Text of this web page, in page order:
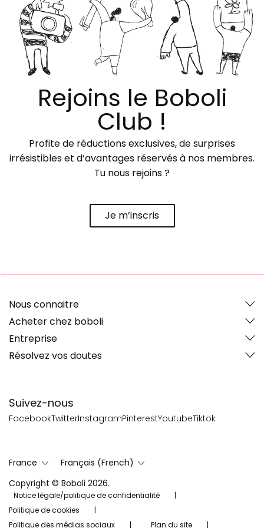
Rejoins le Boboli
Club !
Profite de réductions exclusives, de surprises
irrésistibles et d’avantages réservés à nos membres.
Tu nous rejoins ?
Je m’inscris
Suivez-nous
FacebookTwitterInstagramPinterestYoutubeTiktok
Nous connaitre
Acheter chez boboli
Entreprise
Résolvez vos doutes
France
Français (French)
Copyright © Boboli 2026.
Notice légale/politique de confidentialité
Politique de cookies
Politique des médias sociaux
Plan du site